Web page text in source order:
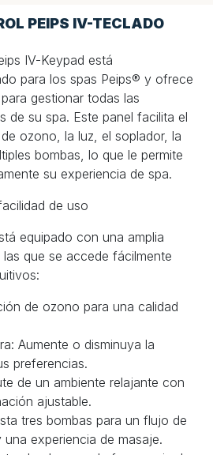
PEIPS IV-TECLADO
IV-Keypad está
para los spas Peips® y ofrece
gestionar todas las
de su spa. Este panel facilita el
ozono, la luz, el soplador, la
bombas, lo que le permite
su experiencia de spa.
de uso
equipado con una amplia
que se accede fácilmente
de ozono para una calidad
Aumente o disminuya la
preferencias.
de un ambiente relajante con
ajustable.
tres bombas para un flujo de
experiencia de masaje.